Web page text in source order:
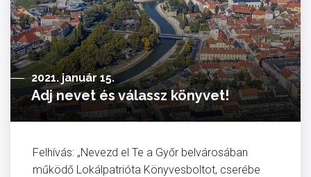
2021. január 15.
Adj nevet és válassz könyvet!
Felhívás: „Nevezd el Te a Győr belvárosában
működő Lokálpatrióta Könyvesboltot, cserébe